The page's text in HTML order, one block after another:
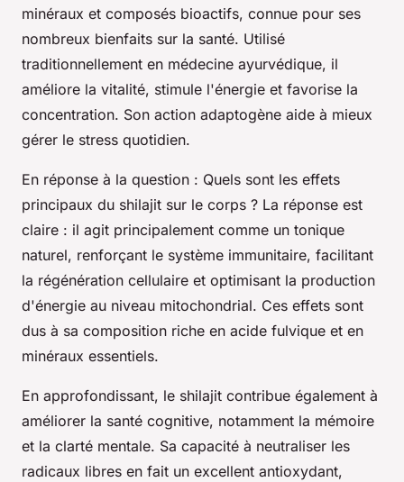
minéraux et composés bioactifs, connue pour ses
nombreux bienfaits sur la santé. Utilisé
traditionnellement en médecine ayurvédique, il
améliore la vitalité, stimule l'énergie et favorise la
concentration. Son action adaptogène aide à mieux
gérer le stress quotidien.
En réponse à la question : Quels sont les effets
principaux du shilajit sur le corps ? La réponse est
claire : il agit principalement comme un tonique
naturel, renforçant le système immunitaire, facilitant
la régénération cellulaire et optimisant la production
d'énergie au niveau mitochondrial. Ces effets sont
dus à sa composition riche en acide fulvique et en
minéraux essentiels.
En approfondissant, le shilajit contribue également à
améliorer la santé cognitive, notamment la mémoire
et la clarté mentale. Sa capacité à neutraliser les
radicaux libres en fait un excellent antioxydant,